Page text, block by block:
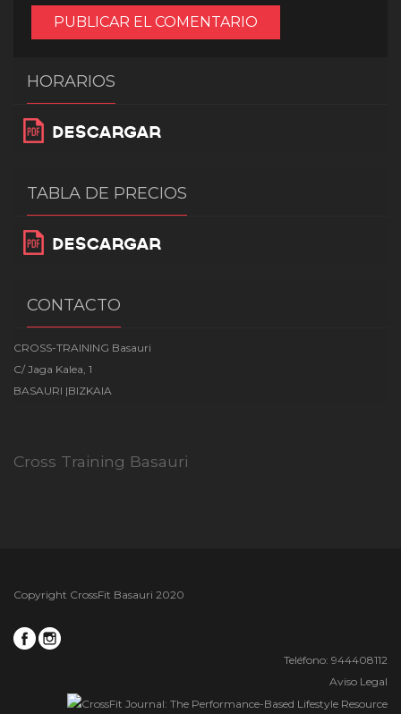
HORARIOS
TABLA DE PRECIOS
CONTACTO
CROSS-TRAINING Basauri
C/ Jaga Kalea, 1
BASAURI |BIZKAIA
Cross Training Basauri
Copyright CrossFit Basauri 2020
Teléfono: 944408112
Aviso Legal